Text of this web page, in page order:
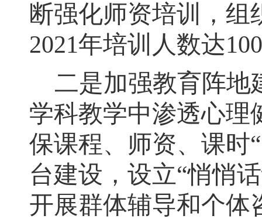
断强化师资培训
， 组
2021年培训人数达
二是加强教育阵地
学科教学中渗透心理
保课程、师资、课时
台建设 ， 设立“悄悄
开展群体辅导和个体